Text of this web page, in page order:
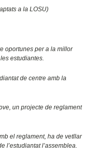
a la LOSU)
oportunes per a la millor
estudiantes.
de centre amb la
un projecte de reglament
el reglament, ha de vetllar
l’estudiantat l’assemblea.